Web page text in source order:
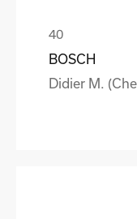
BOSCH
Didier M.